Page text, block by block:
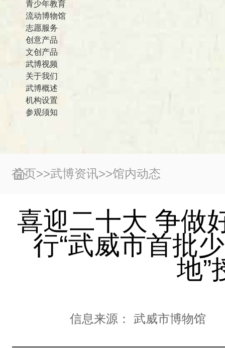
青少年教育
流动博物馆
志愿服务
创意产品
文创产品
武博视频
关于我们
武博概述
机构设置
参观须知
首页>>武博资讯>>馆内动态
喜迎二十大 争做
行“武威市首批
地”
信息来源：武威市博物馆